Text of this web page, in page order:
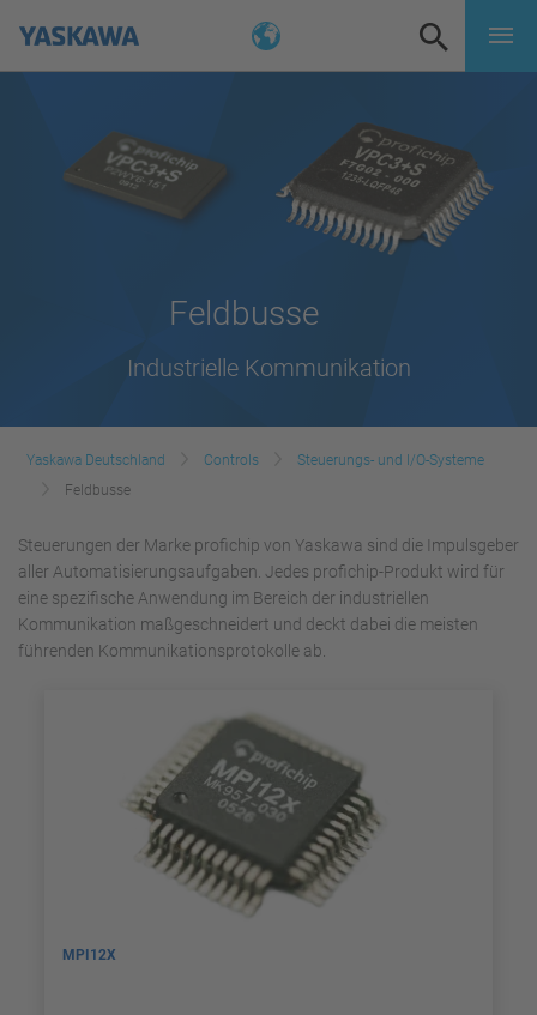
Feldbusse
Industrielle Kommunikation
Yaskawa Deutschland Controls
Steuerungs- und I/O-Systeme
Feldbusse
Steuerungen der Marke profichip von Yaskawa sind die Impulsgeber
aller Automatisierungsaufgaben. Jedes profichip-Produkt wird für
eine spezifische Anwendung im Bereich der industriellen
Kommunikation maßgeschneidert und deckt dabei die meisten
führenden Kommunikationsprotokolle ab.
MPI12X